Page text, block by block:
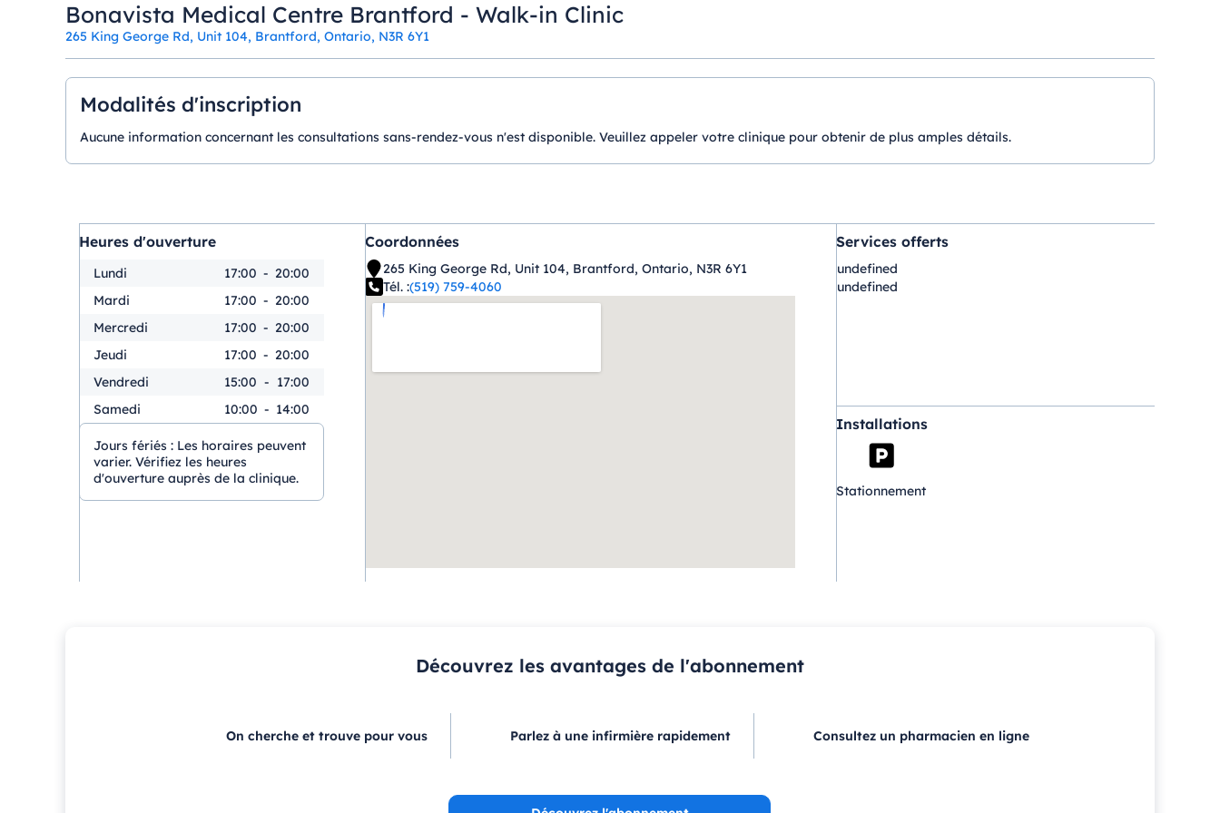
Bonavista Medical Centre Brantford - Walk-in Clinic
265 King George Rd, Unit 104, Brantford, Ontario, N3R 6Y1
Modalités d'inscription
Aucune information concernant les consultations sans-rendez-vous n'est disponible. Veuillez appeler votre clinique pour obtenir de plus amples détails.
Heures d'ouverture
Lundi 17:00 - 20:00
Mardi
17:00 - 20:00
Mercredi
17:00 - 20:00
Jeudi
17:00 - 20:00
Vendredi
15:00 - 17:00
Samedi
10:00 - 14:00
Jours fériés : Les horaires peuvent
varier. Vérifiez les heures
d'ouverture auprès de la clinique.
Coordonnées
265 King George Rd, Unit 104, Brantford, Ontario, N3R 6Y1
Tél. :(519) 759-4060
Services offerts
undefined
undefined
Installations
Stationnement
Découvrez les avantages de l'abonnement
On cherche et trouve pour vous Parlez à une infirmière rapidement Consultez un pharmacien en ligne